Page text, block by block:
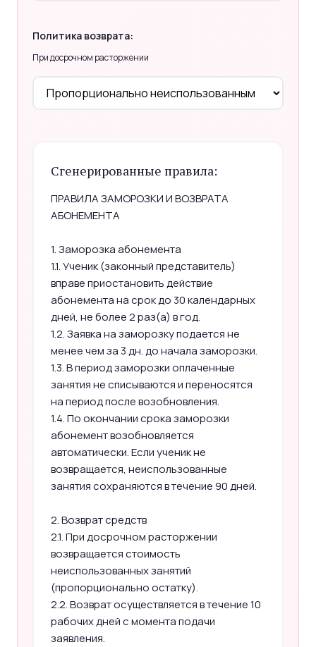
Политика возврата:
При досрочном расторжении
Сгенерированные правила:
ПРАВИЛА ЗАМОРОЗКИ И ВОЗВРАТА
АБОНЕМЕНТА
1. Заморозка абонемента
1.1. Ученик (законный представитель)
вправе приостановить действие
абонемента на срок до 30 календарных
дней, не более 2 раз(а) в год.
1.2. Заявка на заморозку подается не
менее чем за 3 дн. до начала заморозки.
1.3. В период заморозки оплаченные
занятия не списываются и переносятся
на период после возобновления.
1.4. По окончании срока заморозки
абонемент возобновляется
автоматически. Если ученик не
возвращается, неиспользованные
занятия сохраняются в течение 90 дней.
2. Возврат средств
2.1. При досрочном расторжении
возвращается стоимость
неиспользованных занятий
(пропорционально остатку).
2.2. Возврат осуществляется в течение 10
рабочих дней с момента подачи
заявления.